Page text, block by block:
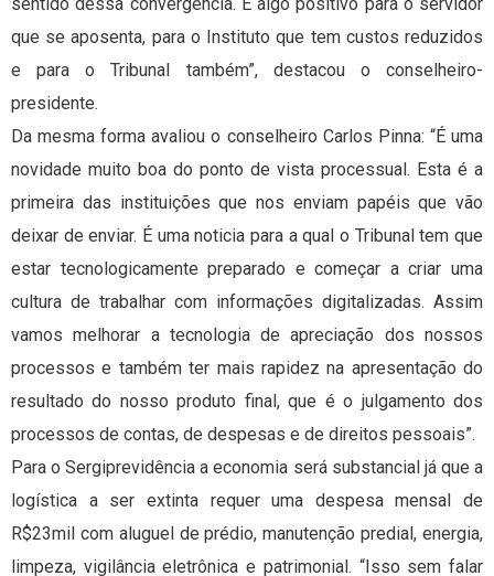
que se aposenta, para o Instituto que tem custos reduzidos
e para o Tribunal também”, destacou o conselheiro-
presidente.
Da mesma forma avaliou o conselheiro Carlos Pinna: “É uma
novidade muito boa do ponto de vista processual. Esta é a
primeira das instituições que nos enviam papéis que vão
deixar de enviar. É uma noticia para a qual o Tribunal tem que
estar tecnologicamente preparado e começar a criar uma
cultura de trabalhar com informações digitalizadas. Assim
vamos melhorar a tecnologia de apreciação dos nossos
processos e também ter mais rapidez na apresentação do
resultado do nosso produto final, que é o julgamento dos
processos de contas, de despesas e de direitos pessoais”.
Para o Sergiprevidência a economia será substancial já que a
logística a ser extinta requer uma despesa mensal de
R$23mil com aluguel de prédio, manutenção predial, energia,
limpeza, vigilância eletrônica e patrimonial. “Isso sem falar